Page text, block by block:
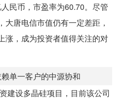
民币，市盈率为60.70。尽管
唐电信市值仍有一定差距，
涨，成为投资者值得关注的对
单一客户的中源协和
建设多晶硅项目，目前该公司